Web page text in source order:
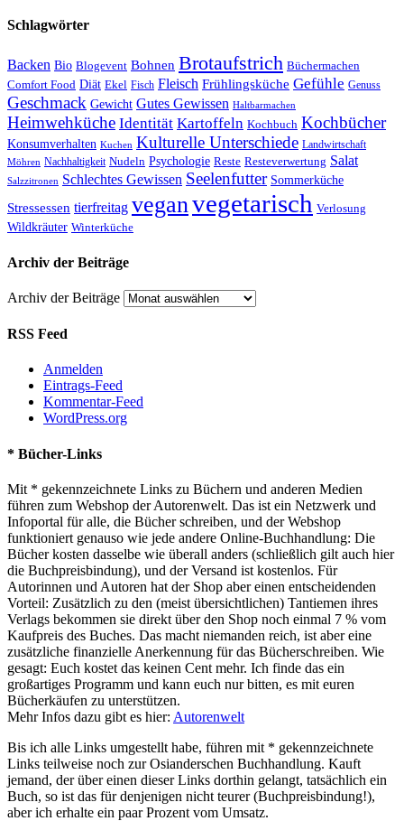
Schlagwörter
Backen Bio Blogevent Bohnen Brotaufstrich Büchermachen
Comfort Food Diät Ekel Fisch Fleisch Frühlingsküche Gefühle Genuss
Geschmack Gewicht Gutes Gewissen Haltbarmachen
Heimwehküche Identität Kartoffeln Kochbuch Kochbücher
Konsumverhalten Kuchen Kulturelle Unterschiede Landwirtschaft
Möhren Nachhaltigkeit Nudeln Psychologie Reste Resteverwertung Salat
Salzzitronen Schlechtes Gewissen Seelenfutter Sommerküche
Stressessen tierfreitag veganvegetarisch Verlosung
Wildkräuter Winterküche
Archiv der Beiträge
Archiv der Beiträge
RSS Feed
Anmelden
Eintrags-Feed
Kommentar-Feed
WordPress.org
* Bücher-Links
Mit * gekennzeichnete Links zu Büchern und anderen Medien
führen zum Webshop der Autorenwelt. Das ist ein Netzwerk und
Infoportal für alle, die Bücher schreiben, und der Webshop
funktioniert genauso wie jede andere Online-Buchhandlung: Die
Bücher kosten dasselbe wie überall anders (schließlich gilt auch hier
die Buchpreisbindung), und der Versand ist kostenlos. Für
Autorinnen und Autoren hat der Shop aber einen entscheidenden
Vorteil: Zusätzlich zu den (meist übersichtlichen) Tantiemen ihres
Verlags bekommen sie direkt über den Shop noch einmal 7 % vom
Kaufpreis des Buches. Das macht niemanden reich, ist aber eine
zusätzliche finanzielle Anerkennung für das Bücherschreiben. Wie
gesagt: Euch kostet das keinen Cent mehr. Ich finde das ein
großartiges Programm und kann euch nur bitten, es mit euren
Bücherkäufen zu unterstützen.
Mehr Infos dazu gibt es hier: Autorenwelt
Bis ich alle Links umgestellt habe, führen mit * gekennzeichnete
Links teilweise noch zur Osianderschen Buchhandlung. Kauft
jemand, der über einen dieser Links dorthin gelangt, tatsächlich ein
Buch, so ist das für denjenigen nicht teurer (Buchpreisbindung!),
aber ich erhalte ein paar Prozent vom Umsatz.